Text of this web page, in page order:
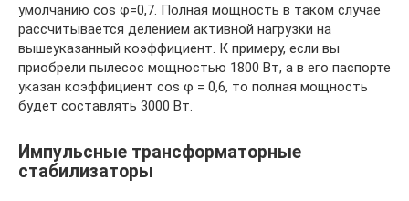
умолчанию cos φ=0,7. Полная мощность в таком случае
рассчитывается делением активной нагрузки на
вышеуказанный коэффициент. К примеру, если вы
приобрели пылесос мощностью 1800 Вт, а в его паспорте
указан коэффициент cos φ = 0,6, то полная мощность
будет составлять 3000 Вт.
Импульсные трансформаторные
стабилизаторы